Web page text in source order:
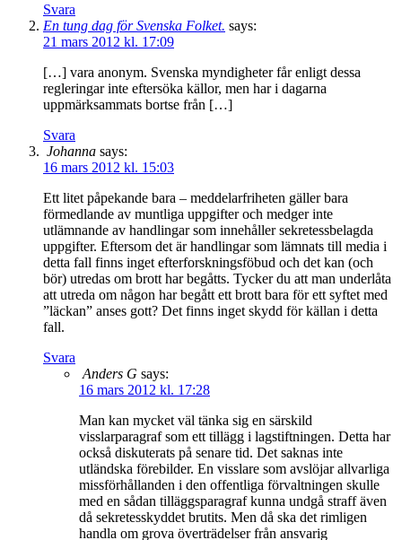
Svara
En tung dag för Svenska Folket. says:
21 mars 2012 kl. 17:09
[…] vara anonym. Svenska myndigheter får enligt dessa
regleringar inte eftersöka källor, men har i dagarna
uppmärksammats bortse från […]
Svara
Johanna says:
16 mars 2012 kl. 15:03
Ett litet påpekande bara – meddelarfriheten gäller bara
förmedlande av muntliga uppgifter och medger inte
utlämnande av handlingar som innehåller sekretessbelagda
uppgifter. Eftersom det är handlingar som lämnats till media i
detta fall finns inget efterforskningsföbud och det kan (och
bör) utredas om brott har begåtts. Tycker du att man underlåta
att utreda om någon har begått ett brott bara för ett syftet med
”läckan” anses gott? Det finns inget skydd för källan i detta
fall.
Svara
Anders G says:
16 mars 2012 kl. 17:28
Man kan mycket väl tänka sig en särskild
visslarparagraf som ett tillägg i lagstiftningen. Detta har
också diskuterats på senare tid. Det saknas inte
utländska förebilder. En visslare som avslöjar allvarliga
missförhållanden i den offentliga förvaltningen skulle
med en sådan tilläggsparagraf kunna undgå straff även
då sekretesskyddet brutits. Men då ska det rimligen
handla om grova överträdelser från ansvarig